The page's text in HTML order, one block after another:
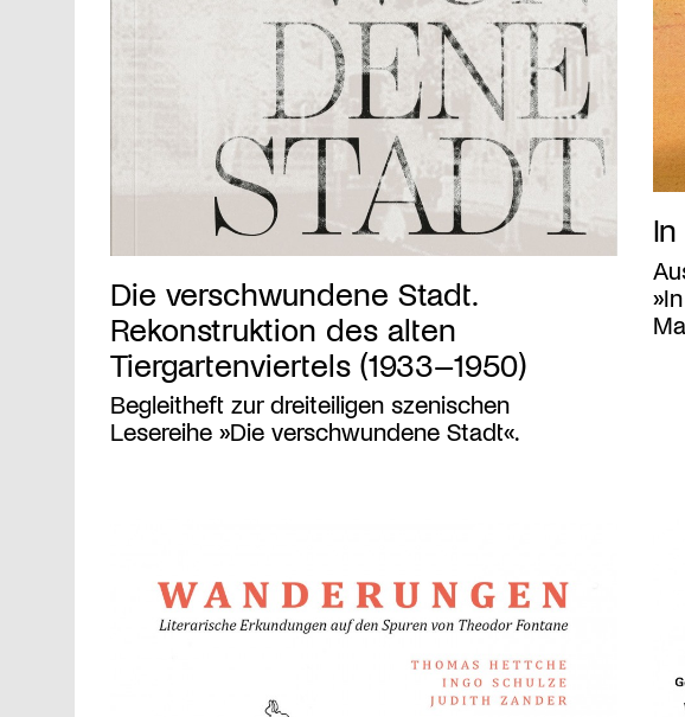
Die verschwundene Stadt.
Rekonstruktion des alten
Tiergartenviertels (1933–1950)
Begleitheft zur dreiteiligen szenischen
Lesereihe »Die verschwundene Stadt«.